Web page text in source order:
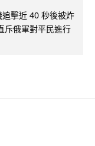
擊近 40 秒後被炸
斥俄軍對平民進行